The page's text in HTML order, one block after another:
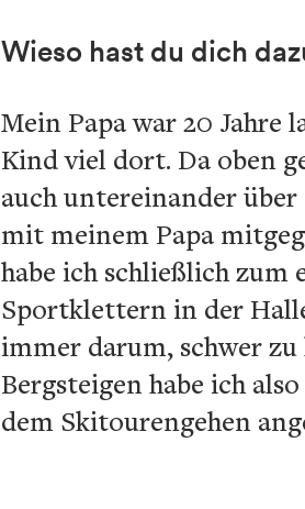
Wieso hast du dich
Mein Papa war 20
Kind viel dort. Da oben
auch untereinander
mit meinem Papa
habe ich schließlich
Sportklettern in der
immer darum, schwer
Bergsteigen habe ich
dem Skitourengehen